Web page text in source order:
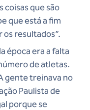
coisas que são
que está a fim
os resultados”.
época era a falta
de atletas.
gente treinava no
Paulista de
porque se